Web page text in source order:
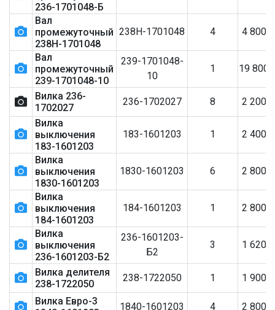
236-1701048-Б
Вал
промежуточный
238Н-1701048
238Н-1701048 4 4 800
Вал
промежуточный
239-1701048-10
239-1701048-
10
1 19 800
Вилка 236-
1702027
236-1702027 8 2 200
Вилка
выключения
183-1601203
183-1601203 1 2 400
Вилка
выключения
1830-1601203
1830-1601203 6 2 800
Вилка
выключения
184-1601203
184-1601203 1 2 800
Вилка
выключения
236-1601203-Б2
236-1601203-
Б2
3 1 620
Вилка делителя
238-1722050
238-1722050 1 1 900
Вилка Евро-3
1840-1601203 4 2 800